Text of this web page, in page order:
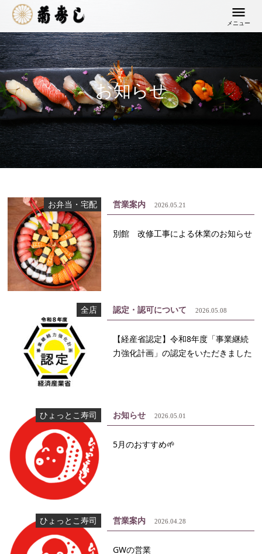
メニュー
お知らせ
お弁当・宅配 営業案内 2026.05.21
別館 改修工事による休業のお知らせ
全店 認定・認可について 2026.05.08
【経産省認定】令和8年度「事業継続
力強化計画」の認定をいただきました
ひょっとこ寿司 お知らせ 2026.05.01
5月のおすすめ🌱
ひょっとこ寿司 営業案内 2026.04.28
GWの営業